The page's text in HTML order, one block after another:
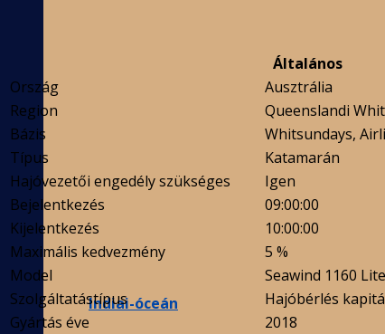
Indiai-óceán
Általános
Ország
Ausztrália
Region
Queenslandi
Bázis
Whitsundays,
Típus
Katamarán
Hajóvezetői engedély szükséges
Igen
Bejelentkezés
09:00:00
Kijelentkezés
10:00:00
Maximális kedvezmény
5 %
Model
Seawind 1160 Lite
Szolgáltatástípus
Hajóbérlés
Gyártás éve
2018